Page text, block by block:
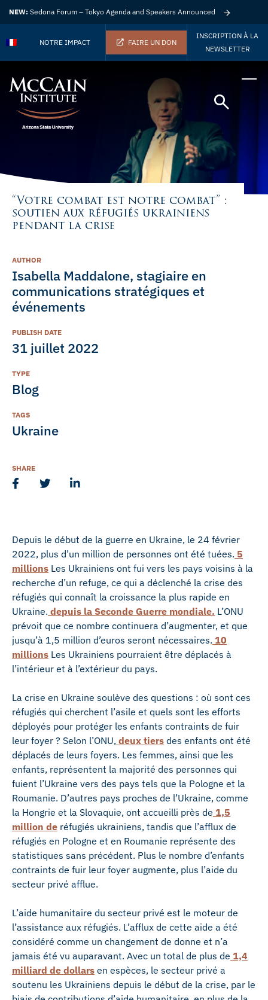
NEW: Sedona Forum – Tokyo Agenda and Speakers Announced
NOTRE IMPACT FAIRE UN DON
INSCRIPTION À LA
NEWSLETTER
“Votre combat est notre combat” :
soutien aux réfugiés ukrainiens
pendant la crise
Depuis le début de la guerre en Ukraine, le 24 février
2022, plus d’un million de personnes ont été tuées. 5
millions Les Ukrainiens ont fui vers les pays voisins à la
recherche d’un refuge, ce qui a déclenché la crise des
réfugiés qui connaît la croissance la plus rapide en
Ukraine. depuis la Seconde Guerre mondiale. L’ONU
prévoit que ce nombre continuera d’augmenter, et que
jusqu’à 1,5 million d’euros seront nécessaires. 10
millions Les Ukrainiens pourraient être déplacés à
l’intérieur et à l’extérieur du pays.
La crise en Ukraine soulève des questions : où sont ces
réfugiés qui cherchent l’asile et quels sont les efforts
déployés pour protéger les enfants contraints de fuir
leur foyer ? Selon l’ONU, deux tiers des enfants ont été
déplacés de leurs foyers. Les femmes, ainsi que les
enfants, représentent la majorité des personnes qui
fuient l’Ukraine vers des pays tels que la Pologne et la
Roumanie. D’autres pays proches de l’Ukraine, comme
la Hongrie et la Slovaquie, ont accueilli près de 1,5
million de réfugiés ukrainiens, tandis que l’afflux de
réfugiés en Pologne et en Roumanie représente des
statistiques sans précédent. Plus le nombre d’enfants
contraints de fuir leur foyer augmente, plus l’aide du
secteur privé afflue.
L’aide humanitaire du secteur privé est le moteur de
l’assistance aux réfugiés. L’afflux de cette aide a été
considéré comme un changement de donne et n’a
jamais été vu auparavant. Avec un total de plus de 1,4
milliard de dollars en espèces, le secteur privé a
soutenu les Ukrainiens depuis le début de la crise, par le
AUTHOR
Isabella Maddalone, stagiaire en
communications stratégiques et
événements
PUBLISH DATE
31 juillet 2022
TYPE
Blog
TAGS
Ukraine
SHARE